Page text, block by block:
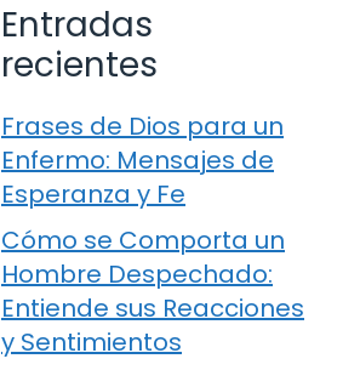
Entradas
recientes
Frases de Dios para un
Enfermo: Mensajes de
Esperanza y Fe
Cómo se Comporta un
Hombre Despechado:
Entiende sus Reacciones
y Sentimientos